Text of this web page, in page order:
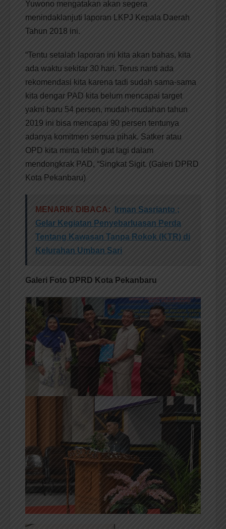
Yuwono mengatakan akan segera
menindaklanjuti laporan LKPJ Kepala Daerah
Tahun 2018 ini.
“Tentu setalah laporan ini kita akan bahas, kita
ada waktu sekitar 30 hari. Terus nanti ada
rekomendasi kita karena tadi sudah sama-sama
kita dengar PAD kita belum mencapai target
yakni baru 54 persen, mudah-mudahan tahun
2019 ini bisa mencapai 90 persen tentunya
adanya komitmen semua pihak. Satker atau
OPD kita minta lebih giat lagi dalam
mendongkrak PAD, “Singkat Sigit. (Galeri DPRD
Kota Pekanbaru)
MENARIK DIBACA:
Irman Sasrianto ;
Gelar Kegiatan Penyebarluasan Perda
Tentang Kawasan Tanpa Rokok (KTR) di
Kelurahan Umban Sari
Galeri Foto DPRD Kota Pekanbaru